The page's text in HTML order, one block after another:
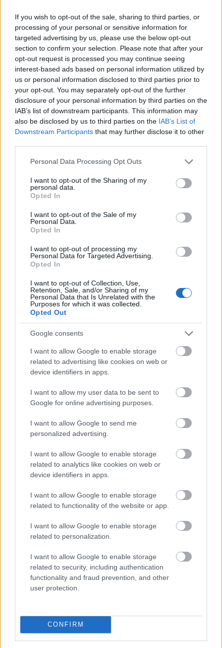
If you wish to opt-out of the sale, sharing to third parties, or
processing of your personal or sensitive information for
targeted advertising by us, please use the below opt-out
section to confirm your selection. Please note that after your
opt-out request is processed you may continue seeing
interest-based ads based on personal information utilized by
us or personal information disclosed to third parties prior to
your opt-out. You may separately opt-out of the further
disclosure of your personal information by third parties on the
IAB’s list of downstream participants. This information may
also be disclosed by us to third parties on the IAB’s List of
Downstream Participants that may further disclose it to other
Please note that this website/app uses one or more Google
not limited to your visit or usage behaviour. You may click to
grant or deny consent to Google and its third-party tags to
use your data for below specified purposes in below Google
consent section.
Personal Data Processing Opt Outs
I want to opt-out of the Sharing of my
personal data.
Opted In
I want to opt-out of the Sale of my
Personal Data.
Opted In
I want to opt-out of processing my
Personal Data for Targeted Advertising.
Opted In
I want to opt-out of Collection, Use,
Retention, Sale, and/or Sharing of my
Personal Data that Is Unrelated with the
Purposes for which it was collected.
Opted Out
Google consents
I want to allow Google to enable storage
related to advertising like cookies on web or
device identifiers in apps.
I want to allow my user data to be sent to
Google for online advertising purposes.
I want to allow Google to send me
personalized advertising.
I want to allow Google to enable storage
related to analytics like cookies on web or
device identifiers in apps.
I want to allow Google to enable storage
related to functionality of the website or app.
I want to allow Google to enable storage
related to personalization.
I want to allow Google to enable storage
related to security, including authentication
functionality and fraud prevention, and other
user protection.
CONFIRM
szemérmetlenül lenyúlok ezek közül egyet, és nem
mondom meg, kitől van. Ha akarja, majd…
Túlságosan összetett kérdés
jotunder•2011. február 23.
Azt mondja Navracsics docens, hogy azért nem
kívánatos dolog az új Alkotmányról népszavazást
tartani, mert az túlságosan összetett
kérdés.Szeretném megjegyezni, hogy a parlamenti
képviselők elég gyakran szavaznak meglehetősen
A hülyék nyelve XII. — Még a
szaknyelvekről
Pásztörperc•2011. február 13.
szaknyelvekről... Normális rendszerek működésének
vannak általános szabályai. Ezek attól általánosak,
hogy mindenkire kötelezők. Nem kell, hogy sokan
legyenek: nem több és nem kevesebb, mint ami a
rendszer sajátos (a többi…
A schmittmagyar nyelv védelmében
(különkiadás a XI. rész helyett)
Pásztörperc•2011. január 01.
Már megint nem tartom egy ígéretemet: a
szaknyelvek ekézését jövő héten folytatom (ha esmég
közbe nem jön valami). Most ugyanis új év van, és ha
köztársasági elnök tart. Tudjuk: nem akármilyen
köztársasági elnökünk van,…
A hülyék nyelve X. — nyelves szakok
és szakik
Pásztörperc 2010. december 26.
meteorológusokról és a sportszerkesztőkről — rút
igazságtalanság lenne velük, ha nem szögeznénk le,
hogy az összes többi szakmát (és azok úgymond
nyelvezetét) is eluralták a hülye
érettségiszökevények. Nem, ezzel nem azt akarom…
Pásztörperc•2010. december 19.
Az álbirtok az öncélú szószaporítás (lásd sorozatunk